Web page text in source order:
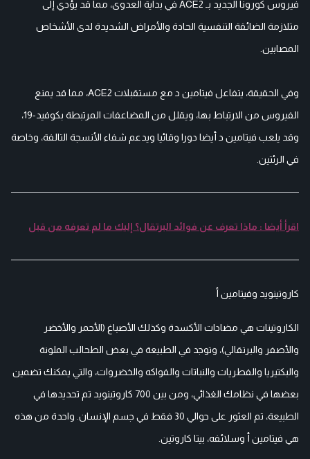
فيروس كورونا الجديد بـ ACE2 في بداية العدوى، مما قد يؤدي إلى
متلازمة الضائقة التنفسية الحادة والأمراض الشديدة لدى الأشخاص
المصابين.
وفي الحقيقة، يتفاعل فيتامين د مع مستقبلات ACE2، مما قد يمنع
الفيروس من الارتباط بها، ويقلل من المضاعفات المرتبطة بكوفيد-19،
وقد يلعب فيتامين د أيضا دورا وقائيا ويدعم شفاء الأنسجة التالفة، وخاصة
في الرئتين.
اقرأ أيضا : ماذا تعرف عن فوائد البرتقال؟ إليك ما لم تعرفه من قبل
كاروتينويد وفيتامين أ
الكاروتينات هي مضادات الأكسدة وكذلك الأصباغ (الأحمر والأخضر
والأصفر والبرتقالي)، وتوجد في الطبيعة في بعض الطحالب الملونة
والبكتيريا والفطريات والنباتات والفواكه والخضروات، والتي يمكنك تضمين
بعضها في نظامك الغذائي، ومن بين 700 كاروتينويد تم تحديدها في
الطبيعة، تم العثور على حوالي 30 فقط في جسم الإنسان. واحدة من هذه
هي فيتامين أ وسلائفه، بيتا كاروتين.